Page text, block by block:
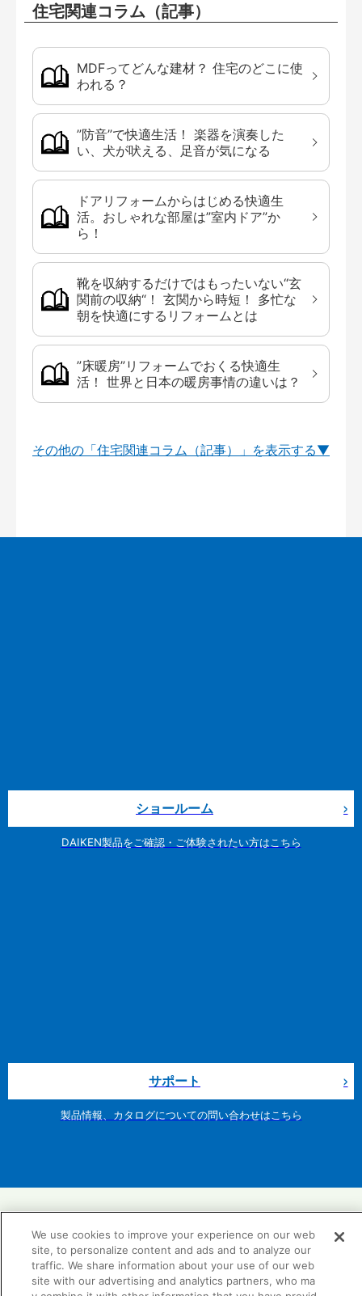
住宅関連コラム（記事）
MDFってどんな建材？ 住宅のどこに使
われる？
”防音”で快適生活！ 楽器を演奏した
い、犬が吠える、足音が気になる
ドアリフォームからはじめる快適生
活。おしゃれな部屋は”室内ドア”か
ら！
靴を収納するだけではもったいない“玄
関前の収納“！ 玄関から時短！ 多忙な
朝を快適にするリフォームとは
”床暖房”リフォームでおくる快適生
活！ 世界と日本の暖房事情の違いは？
その他の「住宅関連コラム（記事）」を
ショールーム
DAIKEN製品をご確認・ご体験されたい方はこちら
サポート
製品情報、カタログについての問い合わせはこちら
TDYリフォーム情報サイト
We use cookies to improve your experience on our web
site, to personalize content and ads and to analyze our
traffic. We share information about your use of our web
site with our advertising and analytics partners, who ma